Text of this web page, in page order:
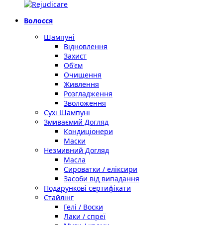
Волосся
Шампуні
Відновлення
Захист
Об'єм
Очищення
Живлення
Розгладження
Зволоження
Сухі Шампуні
Змиваємий Догляд
Кондиціонери
Маски
Незмивний Догляд
Масла
Сироватки / еліксири
Засоби від випадання
Подарункові сертифікати
Стайлінг
Гелі / Воски
Лаки / спреї